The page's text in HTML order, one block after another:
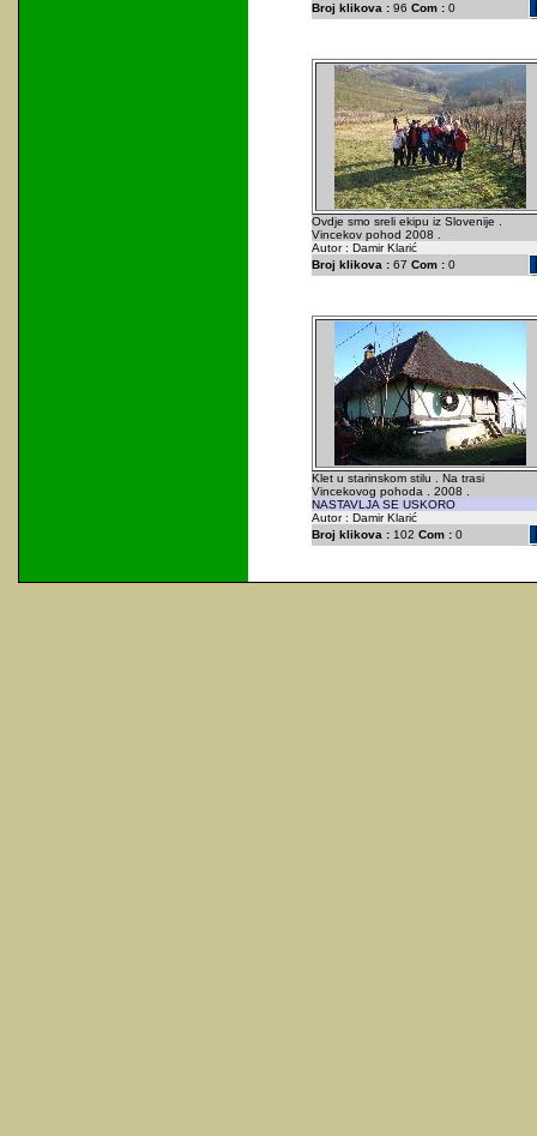
Broj klikova :96 Com :0
Ovdje smo sreli ekipu iz Slovenije .
Vincekov pohod 2008 .
Autor : Damir Klarić
Broj klikova :67 Com :0
Klet u starinskom stilu . Na trasi
Vincekovog pohoda . 2008 .
NASTAVLJA SE USKORO
Autor : Damir Klarić
Broj klikova :102 Com :0